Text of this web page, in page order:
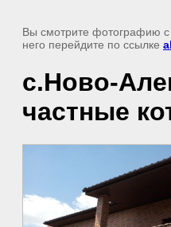
Вы смотрите фотографию с
него перейдите по ссылке
с.Ново-
частные